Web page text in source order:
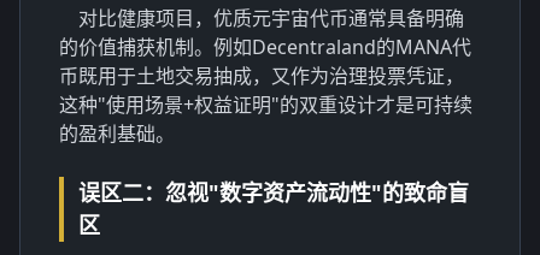
对比健康项目，优质元宇宙代币通常具备明确
的价值捕获机制。例如Decentraland的MANA代
币既用于土地交易抽成，又作为治理投票凭证，
这种"使用场景+权益证明"的双重设计才是可持续
的盈利基础。
误区二：忽视"数字资产流动性"的致命盲
区